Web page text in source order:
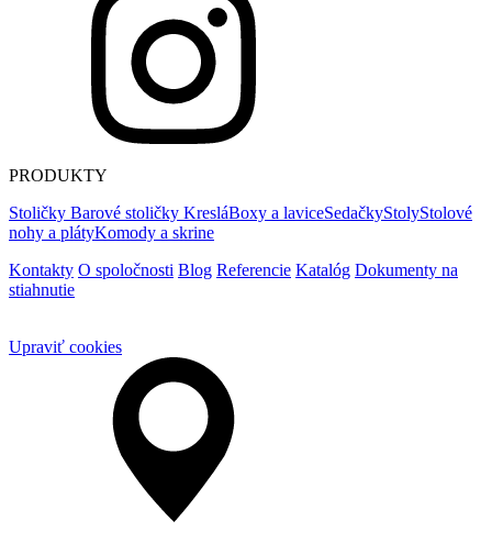
PRODUKTY
Stoličky Barové stoličky KresláBoxy a laviceSedačkyStolyStolové
nohy a plátyKomody a skrine
Kontakty O spoločnosti Blog Referencie Katalóg Dokumenty na
stiahnutie
Upraviť cookies